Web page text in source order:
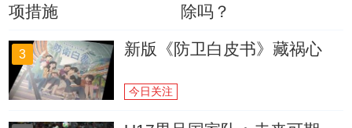
项措施
除吗？
3 新版《防卫白皮书》藏祸心
今日关注